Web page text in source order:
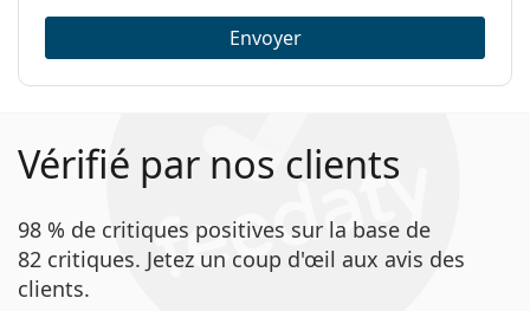
Envoyer
Vérifié par nos clients
98 % de critiques positives sur la base de
82 critiques. Jetez un coup d'œil aux avis des
clients.